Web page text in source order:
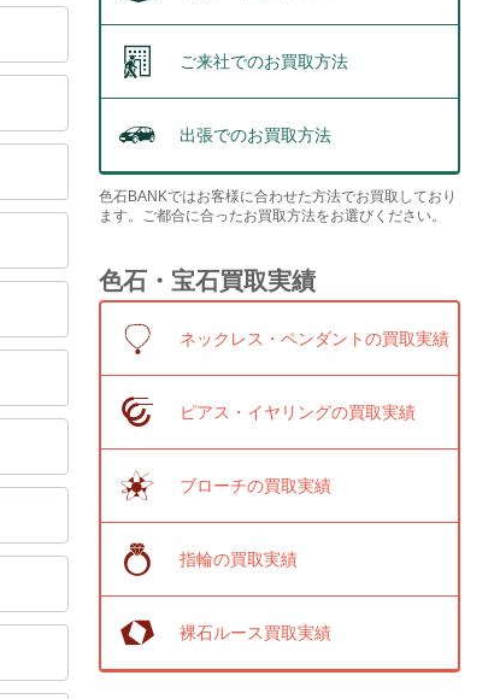
ご来社でのお買取方法
出張でのお買取方法
色石BANKではお客様に合わせた方法でお買取しており
ます。ご都合に合ったお買取方法をお選びください。
色石・宝石買取実績
ネックレス・ペンダントの買取実績
ピアス・イヤリングの買取実績
ブローチの買取実績
指輪の買取実績
裸石ルース買取実績